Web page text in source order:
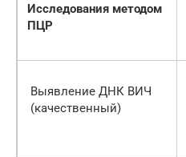
Исследования методом
ПЦР
Выявление ДНК ВИЧ
(качественный)